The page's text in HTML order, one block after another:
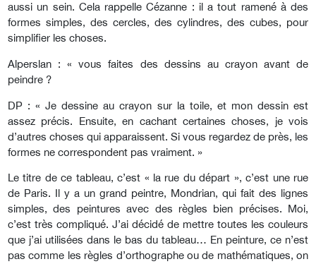
aussi un sein. Cela rappelle Cézanne : il a tout ramené à des
formes simples, des cercles, des cylindres, des cubes, pour
simplifier les choses.
Alperslan : « vous faites des dessins au crayon avant de
peindre ?
DP : « Je dessine au crayon sur la toile, et mon dessin est
assez précis. Ensuite, en cachant certaines choses, je vois
d’autres choses qui apparaissent. Si vous regardez de près, les
formes ne correspondent pas vraiment. »
Le titre de ce tableau, c’est « la rue du départ », c’est une rue
de Paris. Il y a un grand peintre, Mondrian, qui fait des lignes
simples, des peintures avec des règles bien précises. Moi,
c’est très compliqué. J’ai décidé de mettre toutes les couleurs
que j’ai utilisées dans le bas du tableau… En peinture, ce n’est
pas comme les règles d’orthographe ou de mathématiques, on